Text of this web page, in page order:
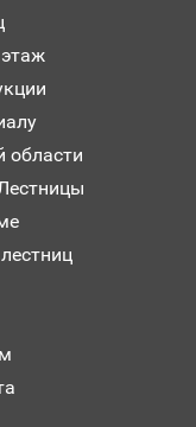
области